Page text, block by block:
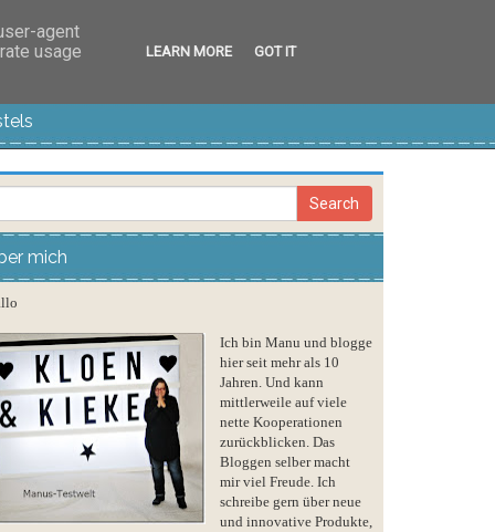
mich
Ich bin Manu und blogge
hier seit mehr als 10
Jahren. Und kann
mittlerweile auf viele
nette Kooperationen
zurückblicken. Das
Bloggen selber macht
mir viel Freude. Ich
schreibe gern über neue
und innovative Produkte,
agent
usage
LEARN MORE GOT IT